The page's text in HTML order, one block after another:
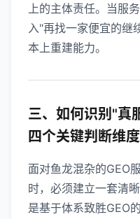
上的主体责任。当服
入"再找一家便宜的继
本上重建能力。
三、如何识别"真
四个关键判断维度
面对鱼龙混杂的GEO
时，必须建立一套清
是基于体系致胜GEO